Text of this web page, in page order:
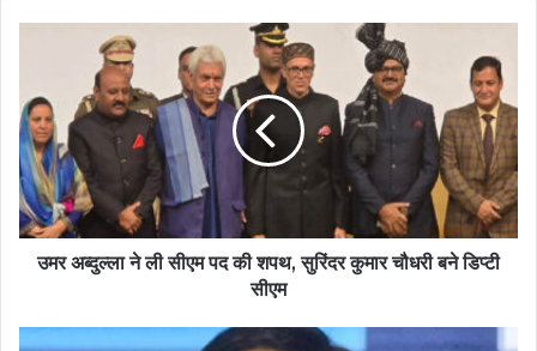
उमर अब्दुल्ला ने ली सीएम पद की शपथ, सुरिंदर कुमार चौधरी बने डिप्टी
सीएम